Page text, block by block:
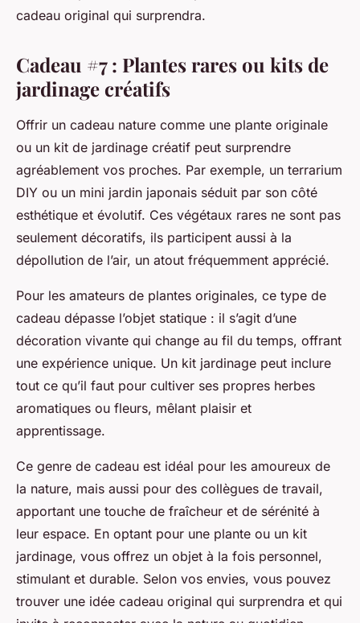
cadeau original qui surprendra.
Cadeau #7 : Plantes rares ou kits de
jardinage créatifs
Offrir un cadeau nature comme une plante originale
ou un kit de jardinage créatif peut surprendre
agréablement vos proches. Par exemple, un terrarium
DIY ou un mini jardin japonais séduit par son côté
esthétique et évolutif. Ces végétaux rares ne sont pas
seulement décoratifs, ils participent aussi à la
dépollution de l’air, un atout fréquemment apprécié.
Pour les amateurs de plantes originales, ce type de
cadeau dépasse l’objet statique : il s’agit d’une
décoration vivante qui change au fil du temps, offrant
une expérience unique. Un kit jardinage peut inclure
tout ce qu’il faut pour cultiver ses propres herbes
aromatiques ou fleurs, mêlant plaisir et
apprentissage.
Ce genre de cadeau est idéal pour les amoureux de
la nature, mais aussi pour des collègues de travail,
apportant une touche de fraîcheur et de sérénité à
leur espace. En optant pour une plante ou un kit
jardinage, vous offrez un objet à la fois personnel,
stimulant et durable. Selon vos envies, vous pouvez
trouver une idée cadeau original qui surprendra et qui